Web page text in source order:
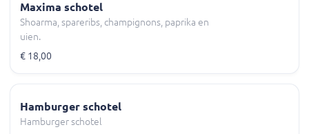
Maxima schotel
Shoarma, spareribs, champignons, paprika en
uien.
€ 18,00
Hamburger schotel
Hamburger schotel